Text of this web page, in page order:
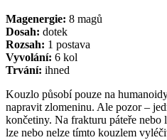
Magenergie: 8 magů
Dosah: dotek
Rozsah: 1 postava
Vyvolání: 6 kol
Trvání: ihned
Kouzlo působí pouze na
napravit zlomeninu. Ale pozor –
končetiny. Na frakturu páteře
lze nebo nelze tímto kouzlem